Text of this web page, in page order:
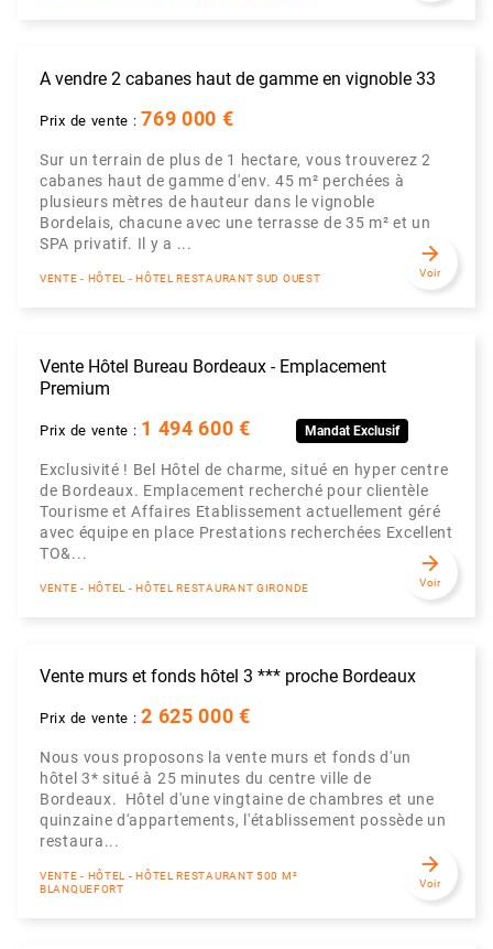
A vendre 2 cabanes haut de gamme en vignoble 33
Prix de vente : 769 000 €
Sur un terrain de plus de 1 hectare, vous trouverez 2
cabanes haut de gamme d'env. 45 m² perchées à
plusieurs mètres de hauteur dans le vignoble
Bordelais, chacune avec une terrasse de 35 m² et un
SPA privatif. Il y a ...
VENTE - HÔTEL - HÔTEL RESTAURANT SUD OUEST
arrow_forward
Voir
Vente Hôtel Bureau Bordeaux - Emplacement
Premium
Prix de vente : 1 494 600 € Mandat Exclusif
Exclusivité ! Bel Hôtel de charme, situé en hyper centre
de Bordeaux. Emplacement recherché pour clientèle
Tourisme et Affaires Etablissement actuellement géré
avec équipe en place Prestations recherchées Excellent
TO&...
VENTE - HÔTEL - HÔTEL RESTAURANT GIRONDE
arrow_forward
Voir
Vente murs et fonds hôtel 3 *** proche Bordeaux
Prix de vente :2 625 000 €
Nous vous proposons la vente murs et fonds d'un
hôtel 3* situé à 25 minutes du centre ville de
Bordeaux. Hôtel d'une vingtaine de chambres et une
quinzaine d'appartements, l'établissement possède un
restaura...
VENTE - HÔTEL - HÔTEL RESTAURANT 500 M²
BLANQUEFORT
arrow_forward
Voir